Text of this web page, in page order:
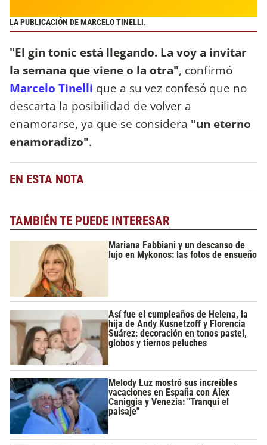
LA PUBLICACIÓN DE MARCELO TINELLI.
"El gin tonic está llegando. La voy a invitar
la semana que viene o la otra", confirmó
Marcelo Tinelli que a su vez confesó que no
descarta la posibilidad de volver a
enamorarse, ya que se considera "un eterno
enamoradizo".
EN ESTA NOTA
TAMBIÉN TE PUEDE INTERESAR
Mariana Fabbiani y un descanso de
lujo en Mykonos: las fotos de ensueño
Así fue el cumpleaños de Helena, la
hija de Andy Kusnetzoff y Florencia
Suárez: decoración en tonos pastel,
globos y tiernos peluches
Melody Luz mostró sus increíbles
vacaciones en España con Alex
Caniggia y Venezia: "Tranqui el
paisaje"